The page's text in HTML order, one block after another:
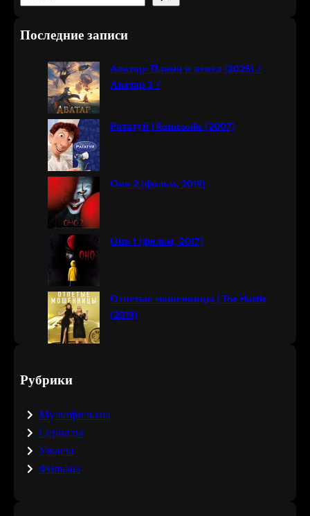
a
Последние записи
Аватар: Пламя и пепел (2025) /
Аватар 3 /
Рататуй | Ratatouille (2007)
Оно 2 (фильм, 2019)
Оно 1 (фильм, 2017)
Отпетые мошенницы | The Hustle
(2019)
Рубрики
Мультфильмы
Сериалы
Ужасы
Фильмы